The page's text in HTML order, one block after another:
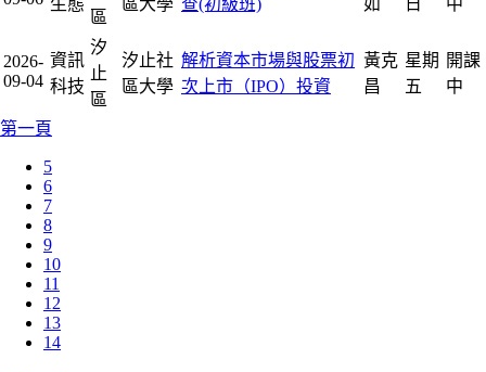
區
2026-
09-04
資訊
科技
汐
止
區
汐止社
區大學
解析資本市場與股票初
次上市（IPO）投資
黃克
昌
星期
五
開課
中
第一頁
5
6
7
8
9
10
11
12
13
14